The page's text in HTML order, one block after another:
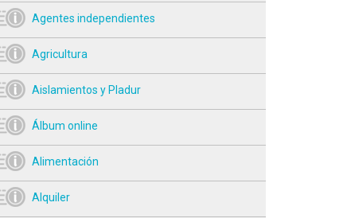
Agentes independientes
Agricultura
Aislamientos y Pladur
Álbum online
Alimentación
Alquiler